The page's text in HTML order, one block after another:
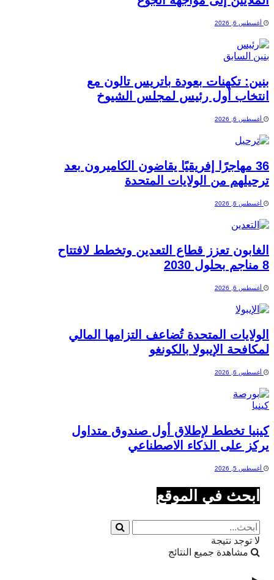
أغسطس 6, 2026
بنين: تكهنات بعودة باتريس تالون مع
انتخاب أول رئيس لمجلس الشيوخ
أغسطس 6, 2026
36 مهاجرًا إفريقيًا يقاضون الكاميرون بعد
ترحيلهم من الولايات المتحدة
أغسطس 6, 2026
الغابون تعزز قطاع التعدين وتخطط لافتتاح
8 مناجم بحلول 2030
أغسطس 6, 2026
الولايات المتحدة تُضاعف التزامها المالي
لمكافحة الإيبولا بالكونغو
أغسطس 6, 2026
كينيا تخطط لإطلاق أول صندوق متداول
يركز على الذكاء الاصطناعي
أغسطس 5, 2026
ابحث في الموقع
لا توجد نتيجة
مشاهدة جميع النتائج